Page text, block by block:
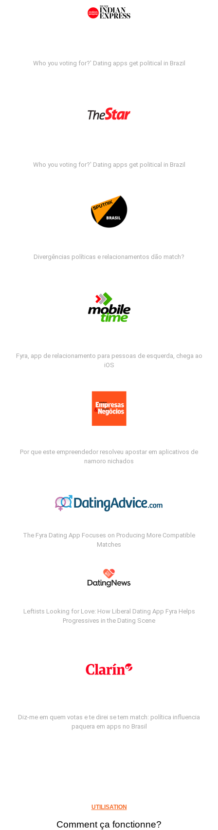
Who you voting for?' Dating apps get political in Brazil
Who you voting for?' Dating apps get political in Brazil
Divergências políticas e relacionamentos dão match?
Fyra, app de relacionamento para pessoas de esquerda, chega ao
iOS
Por que este empreendedor resolveu apostar em aplicativos de
namoro nichados
The Fyra Dating App Focuses on Producing More Compatible
Matches
Leftists Looking for Love: How Liberal Dating App Fyra Helps
Progressives in the Dating Scene
Diz-me em quem votas e te direi se tem match: política influencia
paquera em apps no Brasil
UTILISATION
Comment ça fonctionne?